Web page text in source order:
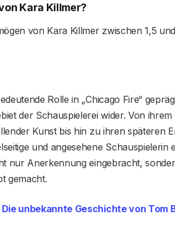
Kara Killmer?
von Kara Killmer zwischen 1,5
Rolle in „Chicago Fire“
der Schauspielerei wider. Von
Kunst bis hin zu ihren späteren
und angesehene Schauspielerin
nur Anerkennung eingebracht,
gemacht.
Die unbekannte Geschichte von Tom